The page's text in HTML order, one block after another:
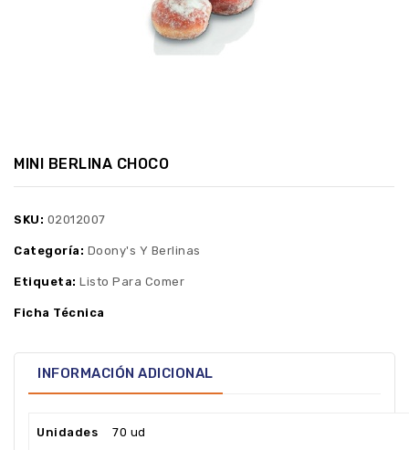
MINI BERLINA CHOCO
SKU: 02012007
Categoría: Doony's Y Berlinas
Etiqueta: Listo Para Comer
Ficha Técnica
INFORMACIÓN ADICIONAL
Unidades 70 ud